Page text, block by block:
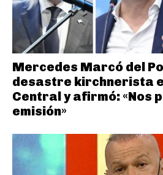
Mercedes Marcó del
desastre kirchnerista
Central y afirmó: «Nos
emisión»